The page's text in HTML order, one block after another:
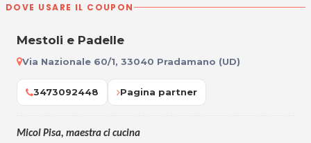
DOVE USARE IL COUPON
Mestoli e Padelle
Via Nazionale 60/1, 33040 Pradamano (UD)
3473092448 Pagina partner
Micol Pisa, maestra ci cucina